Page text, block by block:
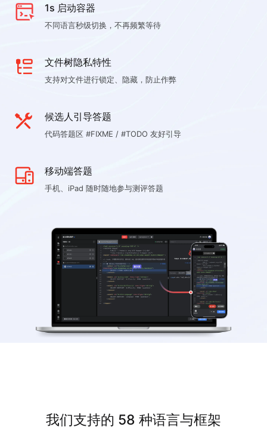
1s 启动容器
不同语言秒级切换，不再频繁等待
文件树隐私特性
支持对文件进行锁定、隐藏，防止作弊
候选人引导答题
代码答题区 #FIXME / #TODO 友好引导
移动端答题
手机、iPad 随时随地参与测评答题
我们支持的 58 种语言与框架